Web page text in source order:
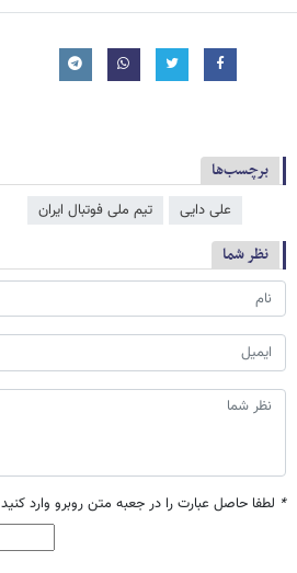
برچسب‌ها
علی دایی تیم ملی فوتبال ایران
نظر شما
* لطفا حاصل عبارت را در جعبه متن روبرو وارد کنید